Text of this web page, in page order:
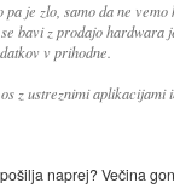
je zlo, samo da ne
bavi z prodajo hardwara
v prihodne.
z ustreznimi aplikacijami
naprej? Večina